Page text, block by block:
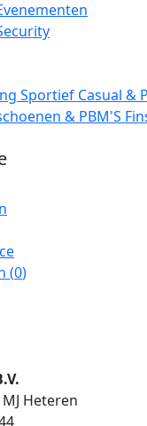
Sportief Casual &
& PBM'S
(0)
Heteren
00 44